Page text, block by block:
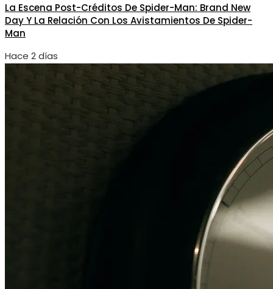
La Escena Post-Créditos De Spider-Man: Brand New
Day Y La Relación Con Los Avistamientos De Spider-
Man
Hace 2 días